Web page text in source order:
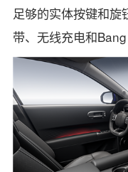
足够的实体按键和旋
带、无线充电和